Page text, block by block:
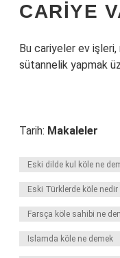
CARIYE
Bu cariyeler ev işleri,
sütannelik yapmak
Tarih: Makaleler
Eski dilde kul köle ne
Eski Türklerde köle nedir
Farsça köle sahibi ne
Islamda köle ne demek